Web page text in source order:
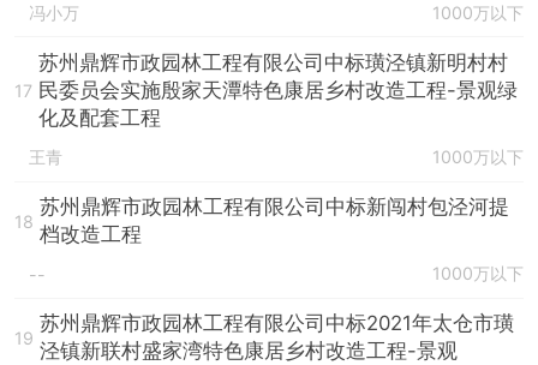
冯小万 1000万以下
17
苏州鼎辉市政园林工程有限公司中标璜泾镇新明村村
民委员会实施殷家天潭特色康居乡村改造工程-景观绿
化及配套工程
王青 1000万以下
18
苏州鼎辉市政园林工程有限公司中标新闯村包泾河提
档改造工程
-- 1000万以下
19
苏州鼎辉市政园林工程有限公司中标2021年太仓市璜
泾镇新联村盛家湾特色康居乡村改造工程-景观